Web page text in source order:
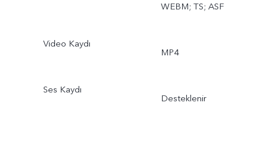
WEBM; TS; ASF
Video Kaydı
MP4
Ses Kaydı
Desteklenir